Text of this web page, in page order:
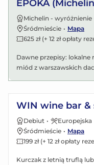
EPOKA
Michelin - wyróżnienie
Śródmieście • Mapa
625 zł (+ 12 zł opłaty
Dawne przepisy:
miód z warszawskich
WIN wine bar &
Debiut •
Europejska
Śródmieście • Mapa
199 zł (+ 12 zł opłaty
Kurczak z letnią truflą